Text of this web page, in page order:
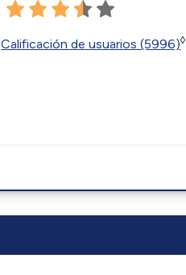
Calificación de usuarios (5996)◊